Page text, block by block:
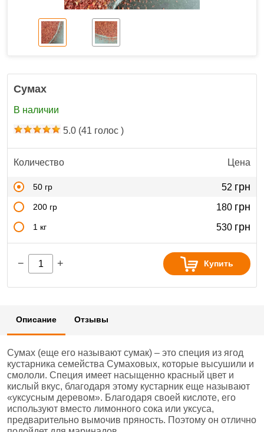
Сумах
В наличии
5.0 (41 голос )
Количество Цена
50 гр 52 грн
200 гр 180 грн
1 кг 530 грн
− + Купить
Описание Отзывы
Сумах (еще его называют сумак) – это специя из ягод
кустарника семейства Сумаховых, которые высушили и
смололи. Специя имеет насыщенно красный цвет и
кислый вкус, благодаря этому кустарник еще называют
«уксусным деревом». Благодаря своей кислоте, его
используют вместо лимонного сока или уксуса,
предварительно вымочив пряность. Поэтому он отлично